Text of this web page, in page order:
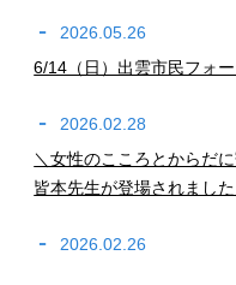
2026.05.26
6/14（日）出雲市民フォ
2026.02.28
＼女性のこころとからだ
皆本先生が登場されました
2026.02.26